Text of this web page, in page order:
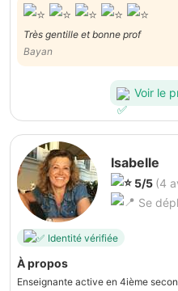
Très gentille et bonne prof
Bayan
Voir le
Isabelle
5/5 (4
Se
Identité vérifiée
À propos
Enseignante active en 4ième